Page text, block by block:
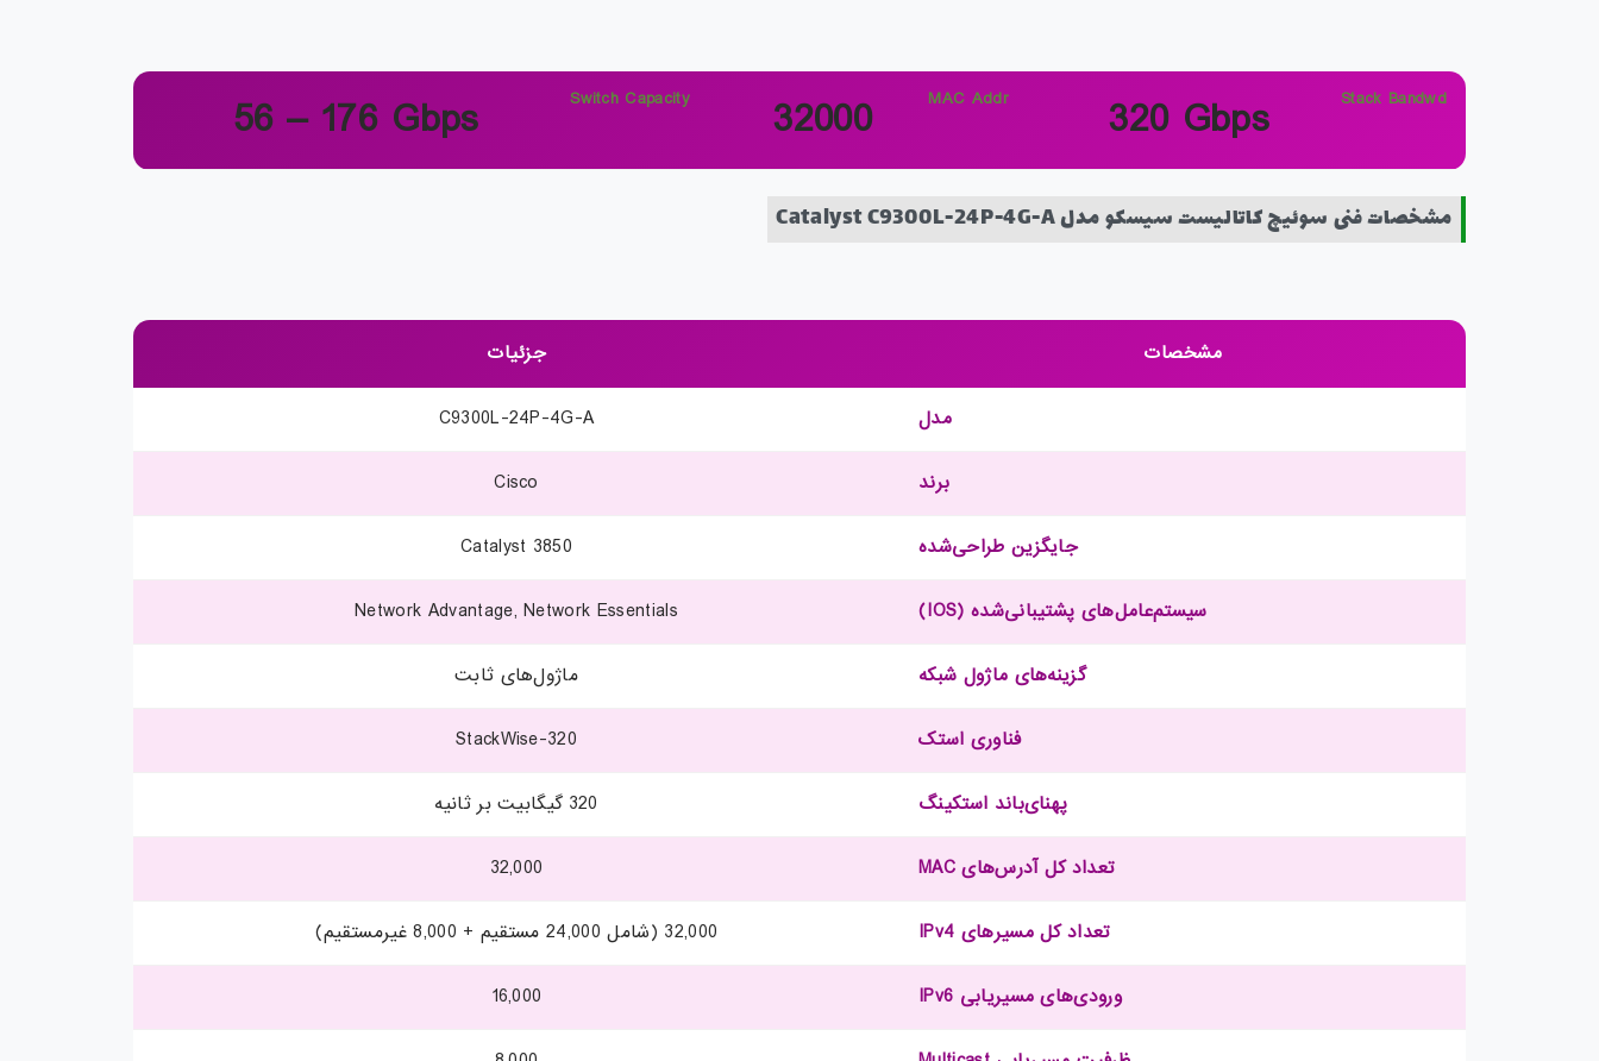
320 Gbps Stack Bandwd
32000 MAC Addr
56 – 176 Gbps Switch Capacity
مشخصات فنی سوئیچ کاتالیست سیسکو مدل Catalyst C9300L-24P-4G-A
مشخصات جزئیات
مدل C9300L-24P-4G-A
برند Cisco
جایگزین طراحی‌شده Catalyst 3850
سیستم‌عامل‌های پشتیبانی‌شده (IOS) Network Advantage, Network Essentials
گزینه‌های ماژول شبکه ماژول‌های ثابت
فناوری استک StackWise-320
پهنای‌باند استکینگ 320 گیگابیت بر ثانیه
تعداد کل آدرس‌های MAC 32,000
تعداد کل مسیرهای IPv4 32,000 (شامل 24,000 مستقیم + 8,000 غیرمستقیم)
ورودی‌های مسیریابی IPv6 16,000